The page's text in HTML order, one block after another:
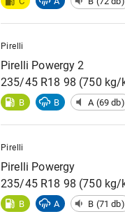
Pirelli
Pirelli Powergy 2
235/45 R18 98 (750
B B A (69 db)
Pirelli
Pirelli Powergy
235/45 R18 98 (750
B A B (71 db)